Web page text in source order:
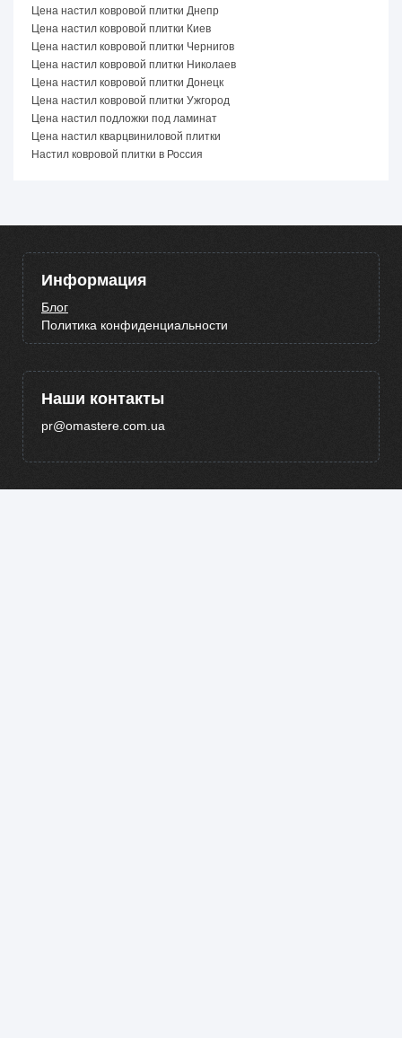
Цена настил ковровой плитки Днепр
Цена настил ковровой плитки Киев
Цена настил ковровой плитки Чернигов
Цена настил ковровой плитки Николаев
Цена настил ковровой плитки Донецк
Цена настил ковровой плитки Ужгород
Цена настил подложки под ламинат
Цена настил кварцвиниловой плитки
Настил ковровой плитки в Россия
Информация
Блог
Политика конфиденциальности
Наши контакты
pr@omastere.com.ua